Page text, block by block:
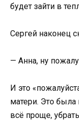
будет зайти в
Сергей наконец
— Анна, ну
И это
матери. Это была
всё проще,